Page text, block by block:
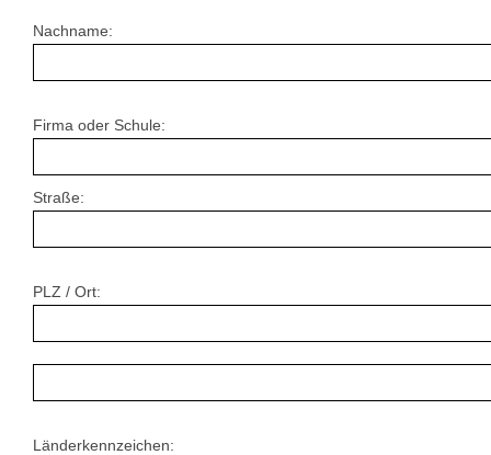
Nachname:
Firma oder Schule:
Straße:
PLZ / Ort:
Länderkennzeichen: